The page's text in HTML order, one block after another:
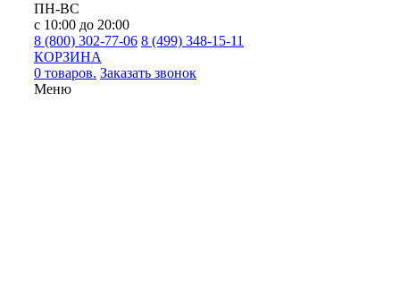
ПН-ВС
с 10:00 до 20:00
8 (800) 302-77-06 8 (499) 348-15-11
КОРЗИНА
0 товаров. Заказать звонок
Меню